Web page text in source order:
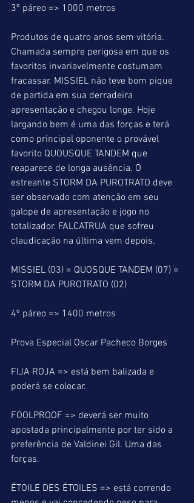
3º páreo => 1000 metros
Produtos de quatro anos sem vitória.
Chamada sempre perigosa em que os
favoritos invariavelmente costumam
fracassar. MISSIEL não teve bom pique
de partida em sua derradeira
apresentação e chegou longe. Hoje
largando bem é uma das forças e terá
como principal oponente o provável
favorito QUOUSQUE TANDEM que
reaparece de longa ausência. O
estreante STORM DA PUROTRATO deve
ser observado com atenção em seu
galope de apresentação e jogo no
totalizador. FALCATRUA que sofreu
claudicação na última vem depois.
MISSIEL (03) = QUOSQUE TANDEM (07) =
STORM DA PUROTRATO (02)
4º páreo => 1400 metros
Prova Especial Oscar Pacheco Borges
FIJA ROJA => está bem balizada e
poderá se colocar.
FOOLPROOF => deverá ser muito
apostada principalmente por ter sido a
preferência de Valdinei Gil. Uma das
forças.
ÉTOILE DES ÉTOILES => está correndo